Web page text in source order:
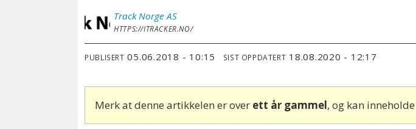
Track Norge AS
HTTPS://ITRACKER.NO/
PUBLISERT 05.06.2018 - 10:15 SIST OPPDATERT 18.08.2020 - 12:17
Merk at denne artikkelen er over ett år gammel, og kan